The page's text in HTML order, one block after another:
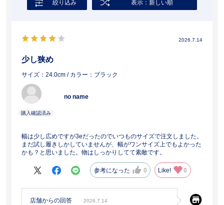
絞り込み 表示：新しい順
2026.7.14
少し狭め
サイズ：24.0cm / カラー：ブラック
no name
幅は少し広めですが3eだったのでいつものサイズで注文しました。
まだ試し履きしかしていませんが、幅がワンサイズ上でもよかった
かも？と思いました。物はしっかりしてて素敵です。
参考になった 0 Like! 0
店舗からの回答 2026.7.14